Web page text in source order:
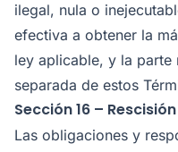
ilegal, nula o
efectiva a obtener la
ley aplicable, y la parte
separada de estos
Sección 16 – Rescisión
Las obligaciones y